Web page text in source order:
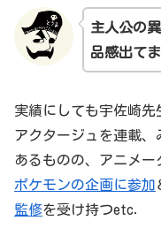
主人公の
品感出て
実績にしても宇佐崎
アクタージュを連載
あるものの、アニメー
ポケモンの企画に参加
監修を受け持つetc．